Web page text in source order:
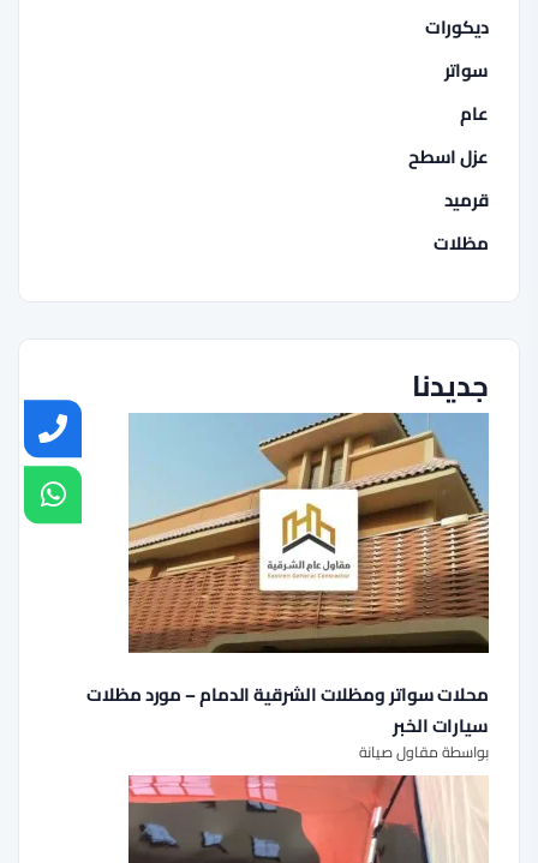
ديكورات
سواتر
عام
عزل اسطح
قرميد
مظلات
جديدنا
محلات سواتر ومظلات الشرقية الدمام – مورد مظلات
سيارات الخبر
بواسطة مقاول صيانة